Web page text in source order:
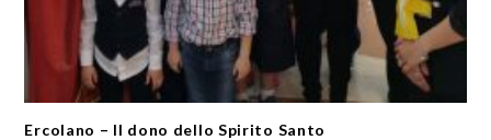
Ercolano – Il dono dello Spirito Santo